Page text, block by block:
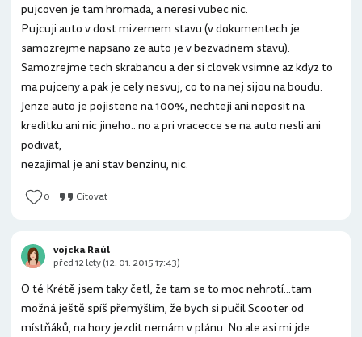
pujcoven je tam hromada, a neresi vubec nic.
Pujcuji auto v dost mizernem stavu (v dokumentech je
samozrejme napsano ze auto je v bezvadnem stavu).
Samozrejme tech skrabancu a der si clovek vsimne az kdyz to
ma pujceny a pak je cely nesvuj, co to na nej sijou na boudu.
Jenze auto je pojistene na 100%, nechteji ani neposit na
kreditku ani nic jineho.. no a pri vracecce se na auto nesli ani
podivat,
nezajimal je ani stav benzinu, nic.
0 Citovat
O té Krétě jsem taky četl, že tam se to moc nehrotí...tam
možná ještě spíš přemýšlím, že bych si pučil Scooter od
místňáků, na hory jezdit nemám v plánu. No ale asi mi jde
vojcka Raúl
před 12 lety (12. 01. 2015 17:43)